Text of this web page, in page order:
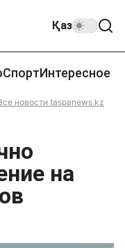
Қаз
СпортИнтересное
новости taspanews.kz
на